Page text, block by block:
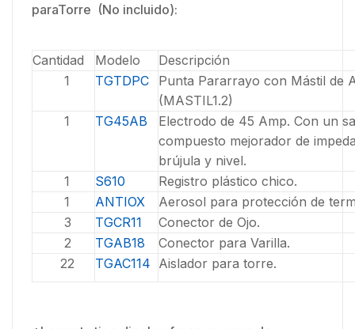
paraTorre (No incluido):
Cantidad Modelo
Descripción
1
TGTDPC
Punta Pararrayo con Mástil de
(MASTIL1.2)
1
TG45AB
Electrodo de 45 Amp. Con un
compuesto mejorador de
brújula y nivel.
1
S610
Registro plástico chico.
1
ANTIOX
Aerosol para protección de
3
TGCR11
Conector de Ojo.
2
TGAB18
Conector para Varilla.
22
TGAC114 Aislador para torre.